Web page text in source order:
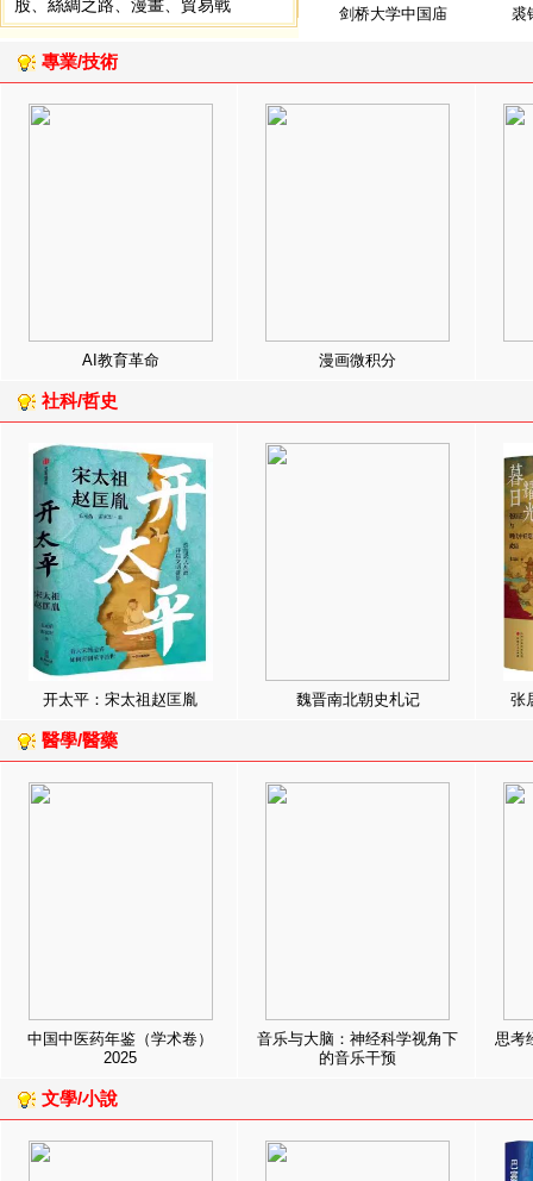
股
絲綢之路 漫畫 貿易戰 剑桥大学中国庙 裘
專業/技術
AI教育革命 漫画微积分
社科/哲史
开太平：宋太祖赵匡胤 魏晋南北朝史札记 张
醫學/醫藥
中国中医药年鉴（学术卷）
2025
音乐与大脑：神经科学视角下
的音乐干预
思考
文學/小說